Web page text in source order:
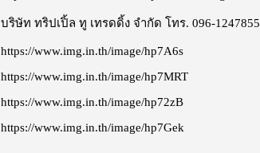
บริษัท ทริปเปิ้ล ทู เทรดดิ้ง จำกัด โทร. 096-1247855
https://www.img.in.th/image/hp7A6s
https://www.img.in.th/image/hp7MRT
https://www.img.in.th/image/hp72zB
https://www.img.in.th/image/hp7Gek